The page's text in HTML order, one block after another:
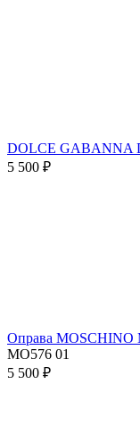
DOLCE GABANNA
5 500 ₽
Оправа MOSCHINO
MO576 01
5 500 ₽